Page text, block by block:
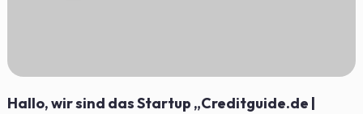
Hallo, wir sind das Startup „Creditguide.de |